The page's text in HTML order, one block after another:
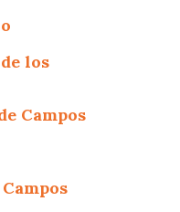
los
Campos